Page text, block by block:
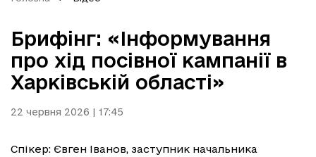
Брифінг: «Інформування
про хід посівної кампанії в
Харківській області»
22 червня 2026 | 17:45
Спікер: Євген Іванов, заступник начальника